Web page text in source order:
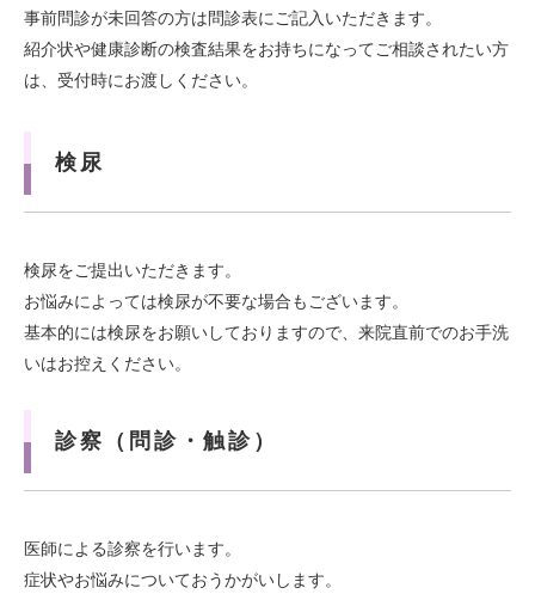
事前問診が未回答の方は問診表にご記入いただきます。
紹介状や健康診断の検査結果をお持ちになってご相談されたい方
は、受付時にお渡しください。
検尿
検尿をご提出いただきます。
お悩みによっては検尿が不要な場合もございます。
基本的には検尿をお願いしておりますので、来院直前でのお手洗
いはお控えください。
診察（問診・触診）
医師による診察を行います。
症状やお悩みについておうかがいします。